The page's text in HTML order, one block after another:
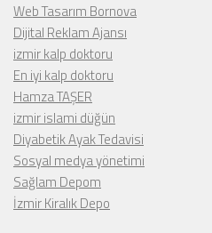
Web Tasarım Bornova
Dijital Reklam Ajansı
izmir kalp doktoru
En iyi kalp doktoru
Hamza TAŞER
izmir islami düğün
Diyabetik Ayak Tedavisi
Sosyal medya yönetimi
Sağlam Depom
İzmir Kiralık Depo